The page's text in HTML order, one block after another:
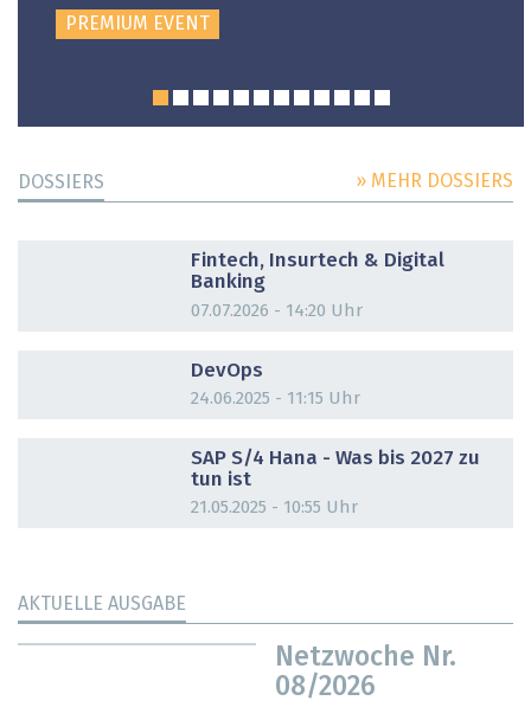
PREMIUM EVENT
DOSSIERS » MEHR DOSSIERS
Fintech, Insurtech & Digital
Banking
07.07.2026 - 14:20 Uhr
DevOps
24.06.2025 - 11:15 Uhr
SAP S/4 Hana - Was bis 2027 zu
tun ist
21.05.2025 - 10:55 Uhr
AKTUELLE AUSGABE
Netzwoche Nr.
08/2026